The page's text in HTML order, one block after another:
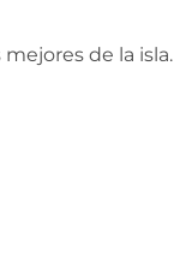
de la isla.